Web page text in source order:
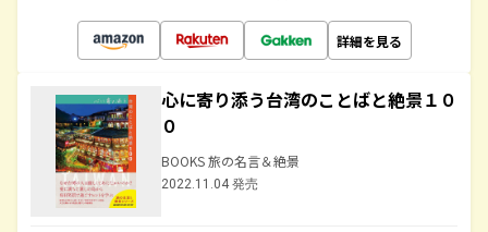
詳細を見る
心に寄り添う台湾のことばと絶景１０
０
BOOKS 旅の名言＆絶景
2022.11.04 発売